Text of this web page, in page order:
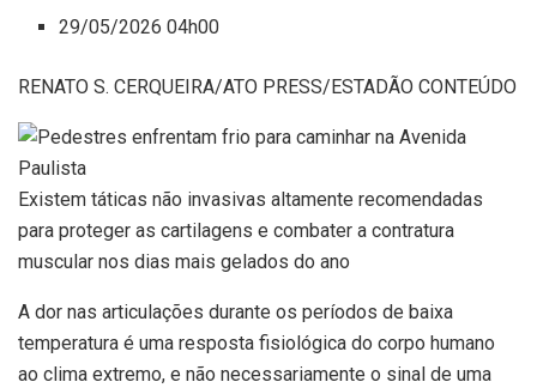
29/05/2026 04h00
RENATO S. CERQUEIRA/ATO PRESS/ESTADÃO CONTEÚDO
Existem táticas não invasivas altamente recomendadas
para proteger as cartilagens e combater a contratura
muscular nos dias mais gelados do ano
A dor nas articulações durante os períodos de baixa
temperatura é uma resposta fisiológica do corpo humano
ao clima extremo, e não necessariamente o sinal de uma